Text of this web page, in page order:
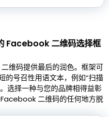
Facebook 二维码选择框
维码提供最后的润色。框架可
的号召性用语文本，例如“扫描
选择一种与您的品牌相得益彰
二维码的任何地方脱